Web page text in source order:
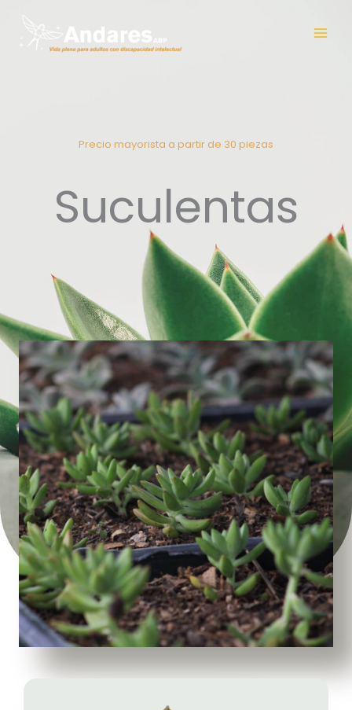
contenido
Precio mayorista a partir de 30 piezas
Suculentas